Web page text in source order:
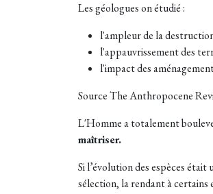
Les géologues on étudié :
l'ampleur de la
l'appauvrissement des
l'impact des
Source The Anthropocene
L'Homme a totalement
maîtriser.
Si l’évolution des espèces
sélection, la rendant à